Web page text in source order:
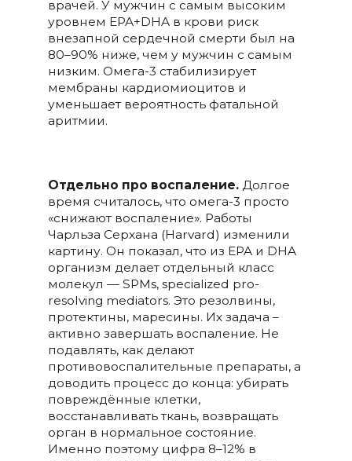
врачей. У мужчин с самым высоким
уровнем EPA+DHA в крови риск
внезапной сердечной смерти был на
80–90% ниже, чем у мужчин с самым
низким. Омега-3 стабилизирует
мембраны кардиомиоцитов и
уменьшает вероятность фатальной
аритмии.
Отдельно про воспаление. Долгое
время считалось, что омега-3 просто
«снижают воспаление». Работы
Чарльза Серхана (Harvard) изменили
картину. Он показал, что из EPA и DHA
организм делает отдельный класс
молекул — SPMs, specialized pro-
resolving mediators. Это резолвины,
протектины, маресины. Их задача –
активно завершать воспаление. Не
подавлять, как делают
противовоспалительные препараты, а
доводить процесс до конца: убирать
повреждённые клетки,
восстанавливать ткань, возвращать
орган в нормальное состояние.
Именно поэтому цифра 8–12% в